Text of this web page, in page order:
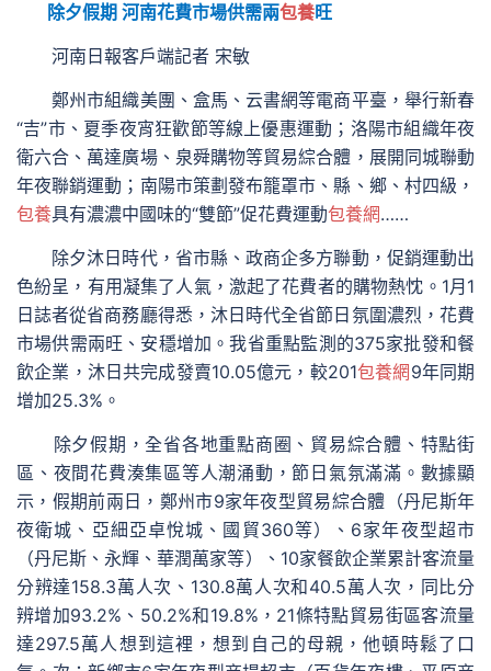
除夕假期 河南花費市場供需兩包養旺
河南日報客戶端記者 宋敏
鄭州市組織美團、盒馬、云書網等電商平臺，舉行新春
“吉”市、夏季夜宵狂歡節等線上優惠運動；洛陽市組織年夜
衛六合、萬達廣場、泉舜購物等貿易綜合體，展開同城聯動
年夜聯銷運動；南陽市策劃發布籠罩市、縣、鄉、村四級，
包養具有濃濃中國味的“雙節”促花費運動包養網……
除夕沐日時代，省市縣、政商企多方聯動，促銷運動出
色紛呈，有用凝集了人氣，激起了花費者的購物熱忱。1月1
日誌者從省商務廳得悉，沐日時代全省節日氛圍濃烈，花費
市場供需兩旺、安穩增加。我省重點監測的375家批發和餐
飲企業，沐日共完成發賣10.05億元，較201包養網 9年同期
增加25.3%。
除夕假期，全省各地重點商圈、貿易綜合體、特點街
區、夜間花費湊集區等人潮涌動，節日氣氛滿滿。數據顯
示，假期前兩日，鄭州市9家年夜型貿易綜合體（丹尼斯年
夜衛城、亞細亞卓悅城、國貿360等）、6家年夜型超市
（丹尼斯、永輝、華潤萬家等）、10家餐飲企業累計客流量
分辨達158.3萬人次、130.8萬人次和40.5萬人次，同比分
辨增加93.2%、50.2%和19.8%，21條特點貿易街區客流量
達297.5萬人想到這裡，想到自己的母親，他頓時鬆了口